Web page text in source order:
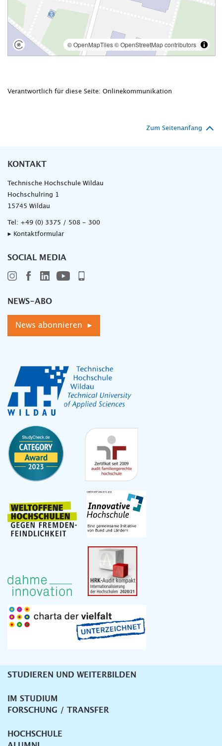
Verantwortlich für diese Seite: Onlinekommunikation
Zum Seitenanfang
KONTAKT
Technische Hochschule Wildau
Hochschulring 1
15745 Wildau
Tel: +49 (0) 3375 / 508 - 300
▸ Kontaktformular
SOCIAL MEDIA
NEWS-ABO
News abonnieren ▸
Unternavigation
STUDIEREN UND WEITERBILDEN
IM STUDIUM
FORSCHUNG / TRANSFER
HOCHSCHULE